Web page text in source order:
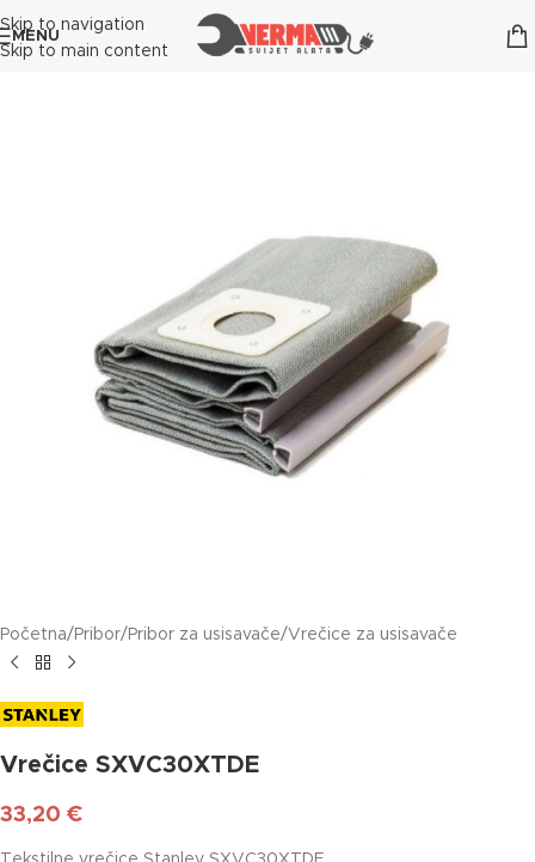
Skip to navigation
Skip to main content
MENU
Početna/ Pribor/ Pribor za usisavače/Vrečice za usisavače
Vrečice SXVC30XTDE
33,20 €